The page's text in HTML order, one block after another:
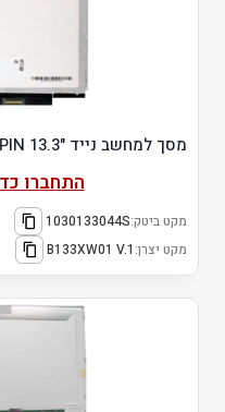
מסך למחשב נייד "13.3 LED 1366×768 40PIN
התחברו
מקט ביטק:1030133044S
מקט יצרן: B133XW01 V.1